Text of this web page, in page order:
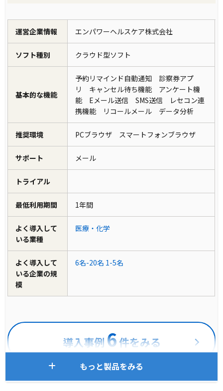
運営企業情報 エンパワーヘルスケア株式会社
ソフト種別 クラウド型ソフト
基本的な機能
予約リマインド自動通知 診察券アプ
リ キャンセル待ち機能 アンケート機
能 Eメール送信 SMS送信 レセコン連
携機能 リコールメール データ分析
推奨環境 PCブラウザ スマートフォンブラウザ
サポート メール
トライアル
最低利用期間 1年間
よく導入して
いる業種
医療・化学
よく導入して
いる企業の規
模
6名-20名 1-5名
導入事例 6件をみる
もっと製品をみる